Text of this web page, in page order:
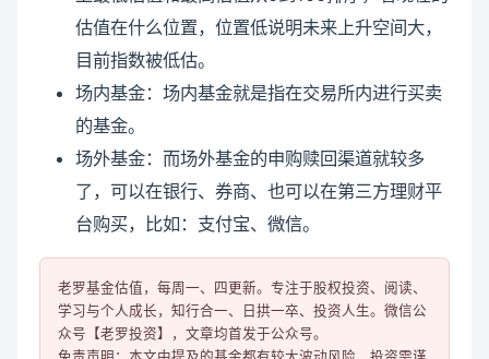
估值在什么位置，位置低说明未来上升空间大，
目前指数被低估。
场内基金：场内基金就是指在交易所内进行买卖
的基金。
场外基金：而场外基金的申购赎回渠道就较多
了，可以在银行、券商、也可以在第三方理财平
台购买，比如：支付宝、微信。
老罗基金估值，每周一、四更新。专注于股权投资、阅读、
学习与个人成长，知行合一、日拱一卒、投资人生。微信公
众号【老罗投资】，文章均首发于公众号。